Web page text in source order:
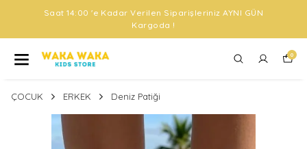
Saat 14:00 'e Kadar Verilen Siparişleriniz AYNI GÜN
Kargoda !
0
ÇOCUK ERKEK Deniz Patiği